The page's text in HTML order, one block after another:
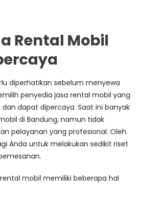
Rental Mobil
diperhatikan sebelum menyewa
penyedia jasa rental mobil yang
dapat dipercaya. Saat ini banyak
di Bandung, namun tidak
pelayanan yang profesional. Oleh
Anda untuk melakukan sedikit riset
mobil memiliki beberapa hal